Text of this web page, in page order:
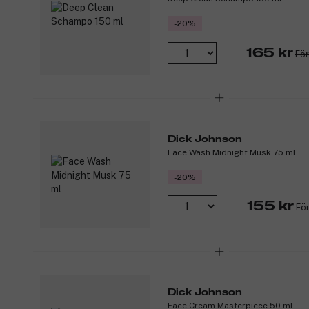
-20%
165 kr
Dick Johnson
Face Wash Midnight Musk 75 ml
-20%
155 kr
Dick Johnson
Face Cream Masterpiece 50 ml